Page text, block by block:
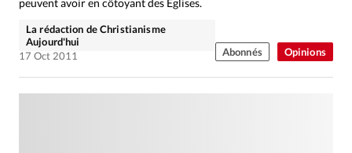
Opinions
La rédaction de Christianisme
Aujourd'hui
17 Oct 2011
Abonnés